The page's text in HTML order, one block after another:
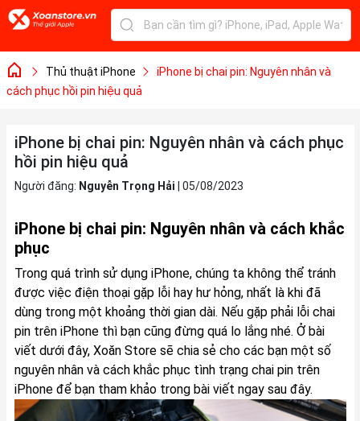
Thủ thuật iPhone
iPhone bị chai pin: Nguyên nhân và
cách phục hồi pin hiệu quả
iPhone bị chai pin: Nguyên nhân và cách phục
hồi pin hiệu quả
Người đăng: Nguyễn Trọng Hải 05/08/2023
iPhone bị chai pin: Nguyên nhân và cách khắc
phục
Trong quá trình sử dụng iPhone, chúng ta không thể tránh
được việc điện thoại gặp lỗi hay hư hỏng, nhất là khi đã
dùng trong một khoảng thời gian dài. Nếu gặp phải lỗi chai
pin trên iPhone thì bạn cũng đừng quá lo lắng nhé. Ở bài
viết dưới đây, Xoăn Store sẽ chia sẻ cho các bạn một số
nguyên nhân và cách khắc phục tình trạng chai pin trên
iPhone để bạn tham khảo trong bài viết ngay sau đây.